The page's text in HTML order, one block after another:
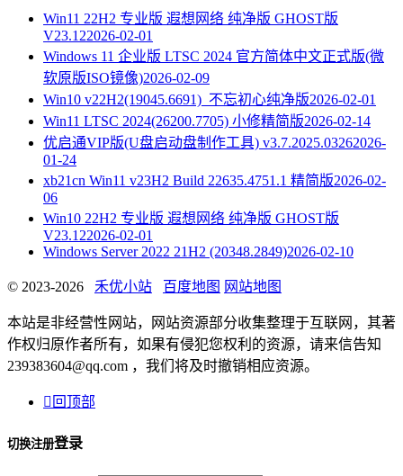
Win11 22H2 专业版 遐想网络 纯净版 GHOST版
V23.122026-02-01
Windows 11 企业版 LTSC 2024 官方简体中文正式版(微
软原版ISO镜像)2026-02-09
Win10 v22H2(19045.6691)_不忘初心纯净版2026-02-01
Win11 LTSC 2024(26200.7705) 小修精简版2026-02-14
优启通VIP版(U盘启动盘制作工具) v3.7.2025.03262026-
01-24
xb21cn Win11 v23H2 Build 22635.4751.1 精简版2026-02-
06
Win10 22H2 专业版 遐想网络 纯净版 GHOST版
V23.122026-02-01
Windows Server 2022 21H2 (20348.2849)2026-02-10
© 2023-2026 禾优小站 百度地图 网站地图
本站是非经营性网站，网站资源部分收集整理于互联网，其著
作权归原作者所有，如果有侵犯您权利的资源，请来信告知
239383604@qq.com ，我们将及时撤销相应资源。
 回顶部
切换注册登录